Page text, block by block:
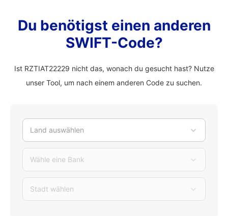
Du benötigst einen anderen
SWIFT-Code?
Ist RZTIAT22229 nicht das, wonach du gesucht hast? Nutze
unser Tool, um nach einem anderen Code zu suchen.
Land auswählen
Wähle eine Bank
Stadt wählen